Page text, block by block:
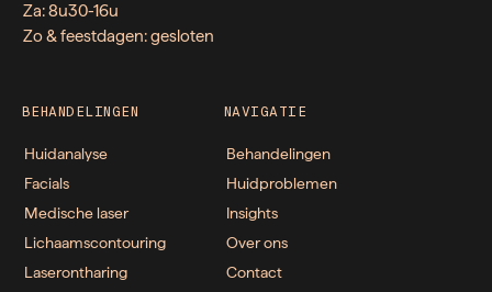
Za: 8u30-16u
Zo & feestdagen: gesloten
BEHANDELINGEN
Huidanalyse
Facials
Medische laser
Lichaamscontouring
Laserontharing
NAVIGATIE
Behandelingen
Huidproblemen
Insights
Over ons
Contact